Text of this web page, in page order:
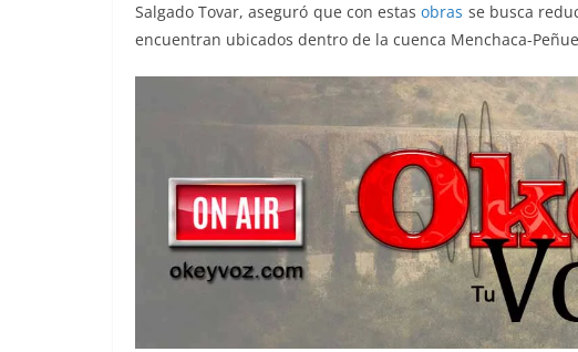
Salgado Tovar, aseguró que con estasobras se busca
encuentran ubicados dentro de la cuenca Menchaca-